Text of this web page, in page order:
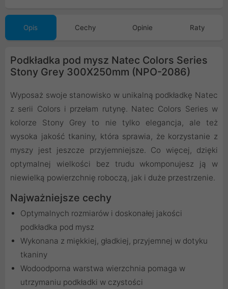
Opis Cechy Opinie Raty
Podkładka pod mysz Natec Colors Series
Stony Grey 300X250mm (NPO-2086)
Wyposaż swoje stanowisko w unikalną podkładkę Natec
z serii Colors i przełam rutynę. Natec Colors Series w
kolorze Stony Grey to nie tylko elegancja, ale też
wysoka jakość tkaniny, która sprawia, że korzystanie z
myszy jest jeszcze przyjemniejsze. Co więcej, dzięki
optymalnej wielkości bez trudu wkomponujesz ją w
niewielką powierzchnię roboczą, jak i duże przestrzenie.
Najważniejsze cechy
Optymalnych rozmiarów i doskonałej jakości
podkładka pod mysz
Wykonana z miękkiej, gładkiej, przyjemnej w dotyku
tkaniny
Wodoodporna warstwa wierzchnia pomaga w
utrzymaniu podkładki w czystości